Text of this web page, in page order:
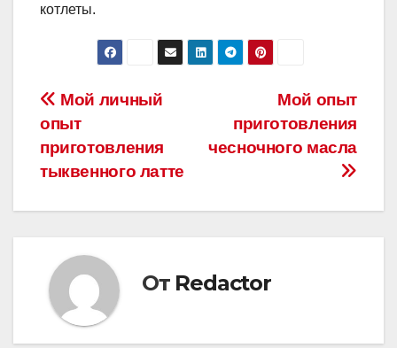
котлеты.
Навигация
по
записям
Мой опыт
приготовления
чесночного масла
Мой личный
опыт
приготовления
тыквенного латте
От Redactor